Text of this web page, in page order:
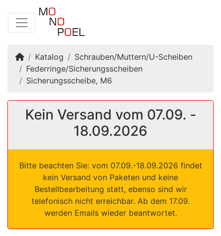
Startseite
Katalog
Schrauben/Muttern/U-Scheiben
Federringe/Sicherungsscheiben
Sicherungsscheibe, M6
Kein Versand vom 07.09. -
18.09.2026
Bitte beachten Sie: vom 07.09.-18.09.2026 findet
kein Versand von Paketen und keine
Bestellbearbeitung statt, ebenso sind wir
telefonisch nicht erreichbar. Ab dem 17.09.
werden Emails wieder beantwortet.